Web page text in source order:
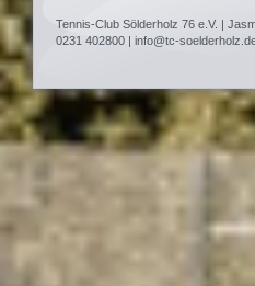
Tennis-Club Sölderholz 76 e.V. |
0231 402800 | info@tc-